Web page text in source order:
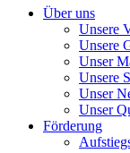
Über uns
Unsere
Unsere
Unser
Unsere
Unser
Unser
Förderung